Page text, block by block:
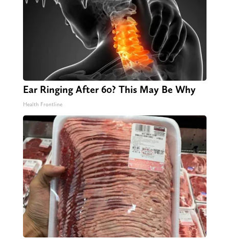
Ear Ringing After 60? This May Be Why
Health Frontline